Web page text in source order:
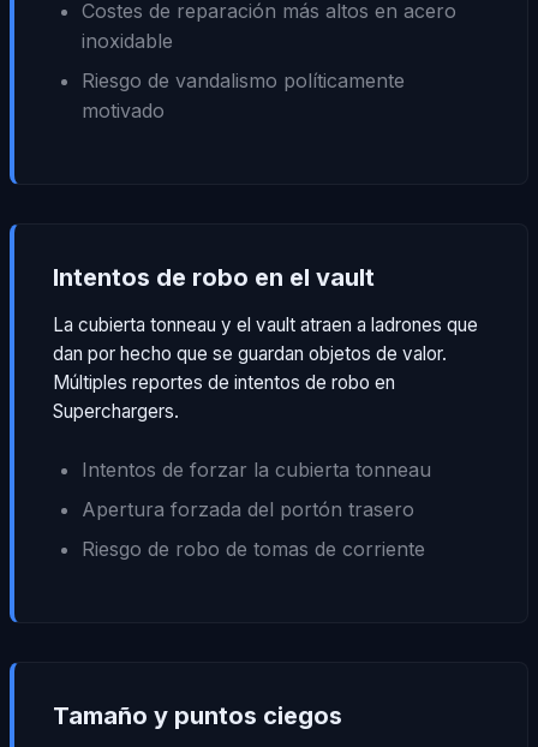
Costes de reparación más altos en acero
inoxidable
Riesgo de vandalismo políticamente
motivado
Intentos de robo en el vault
La cubierta tonneau y el vault atraen a ladrones que
dan por hecho que se guardan objetos de valor.
Múltiples reportes de intentos de robo en
Superchargers.
Intentos de forzar la cubierta tonneau
Apertura forzada del portón trasero
Riesgo de robo de tomas de corriente
Tamaño y puntos ciegos